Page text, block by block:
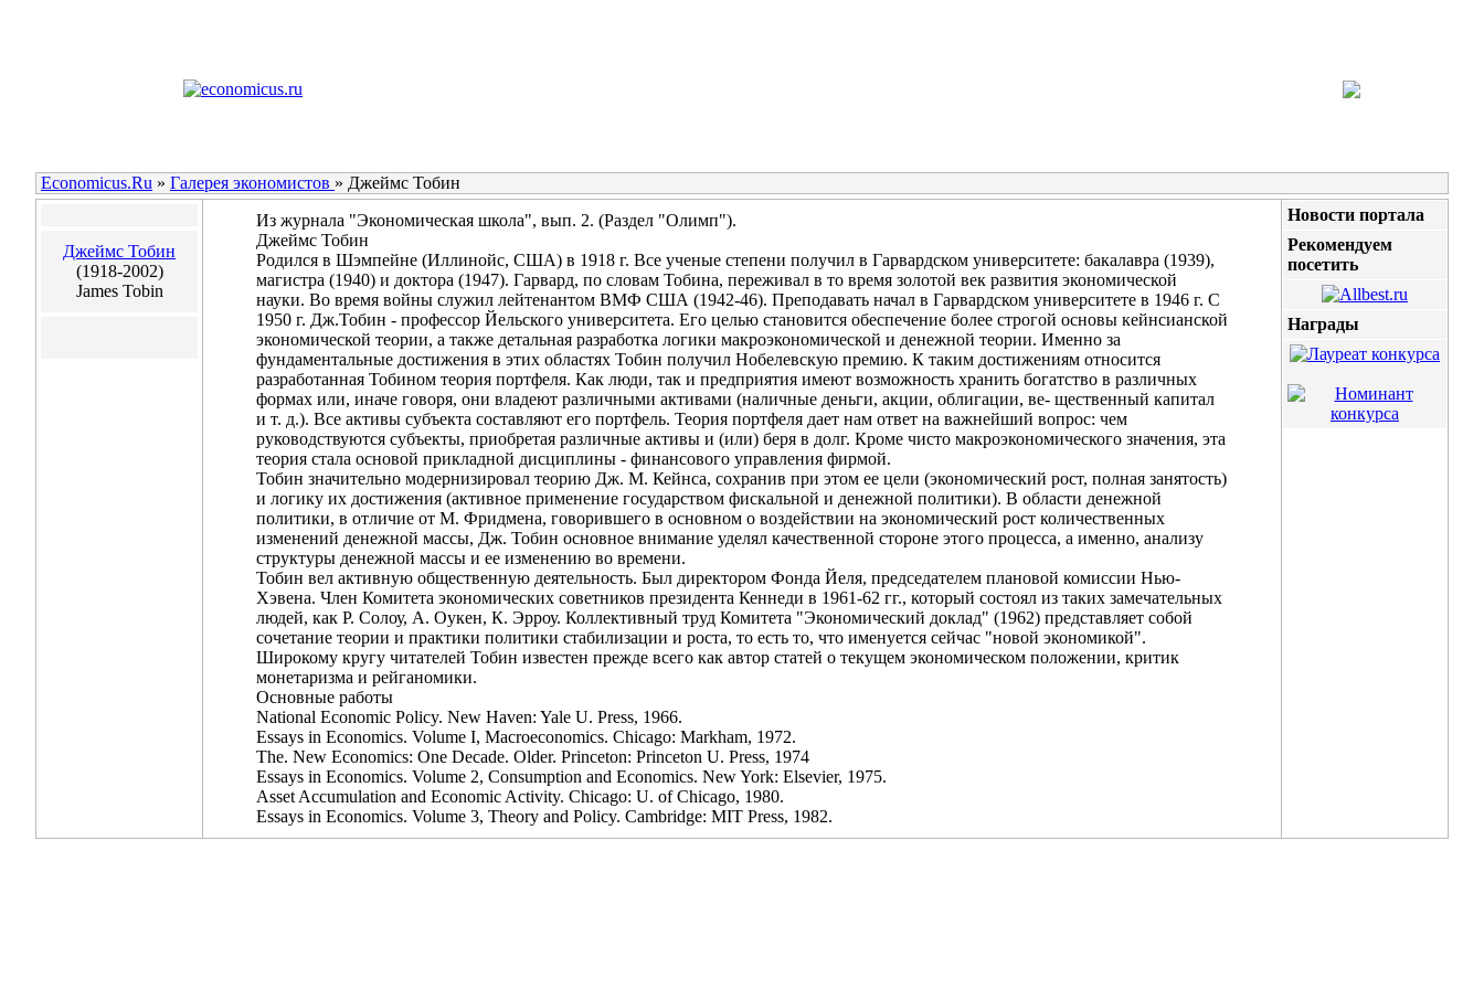
Economicus.Ru » Галерея экономистов » Джеймс Тобин
Джеймс Тобин
(1918-2002)
James Tobin
Из журнала "Экономическая школа", вып. 2. (Раздел "Олимп").
Джеймс Тобин
Родился в Шэмпейне (Иллинойс, США) в 1918 г. Все ученые степени получил в Гарвардском университете: бакалавра (1939),
магистра (1940) и доктора (1947). Гарвард, по словам Тобина, переживал в то время золотой век развития экономической
науки. Во время войны служил лейтенантом ВМФ США (1942-46). Преподавать начал в Гарвардском университете в 1946 г. С
1950 г. Дж.Тобин - профессор Йельского университета. Его целью становится обеспечение более строгой основы кейнсианской
экономической теории, а также детальная разработка логики макроэкономической и денежной теории. Именно за
фундаментальные достижения в этих областях Тобин получил Нобелевскую премию. К таким достижениям относится
разработанная Тобином теория портфеля. Как люди, так и предприятия имеют возможность хранить богатство в различных
формах или, иначе говоря, они владеют различными активами (наличные деньги, акции, облигации, ве- щественный капитал
и т. д.). Все активы субъекта составляют его портфель. Теория портфеля дает нам ответ на важнейший вопрос: чем
руководствуются субъекты, приобретая различные активы и (или) беря в долг. Кроме чисто макроэкономического значения, эта
теория стала основой прикладной дисциплины - финансового управления фирмой.
Тобин значительно модернизировал теорию Дж. М. Кейнса, сохранив при этом ее цели (экономический рост, полная занятость)
и логику их достижения (активное применение государством фискальной и денежной политики). В области денежной
политики, в отличие от М. Фридмена, говорившего в основном о воздействии на экономический рост количественных
изменений денежной массы, Дж. Тобин основное внимание уделял качественной стороне этого процесса, а именно, анализу
структуры денежной массы и ее изменению во времени.
Тобин вел активную общественную деятельность. Был директором Фонда Йеля, председателем плановой комиссии Нью-
Хэвена. Член Комитета экономических советников президента Кеннеди в 1961-62 гг., который состоял из таких замечательных
людей, как Р. Солоу, А. Оукен, К. Эрроу. Коллективный труд Комитета "Экономический доклад" (1962) представляет собой
сочетание теории и практики политики стабилизации и роста, то есть то, что именуется сейчас "новой экономикой".
Широкому кругу читателей Тобин известен прежде всего как автор статей о текущем экономическом положении, критик
монетаризма и рейганомики.
Основные работы
National Economic Policy. New Haven: Yale U. Press, 1966.
Essays in Economics. Volume I, Macroeconomics. Chicago: Markham, 1972.
The. New Economics: One Decade. Older. Princeton: Princeton U. Press, 1974
Essays in Economics. Volume 2, Consumption and Economics. New York: Elsevier, 1975.
Asset Accumulation and Economic Activity. Chicago: U. of Chicago, 1980.
Essays in Economics. Volume 3, Theory and Policy. Cambridge: MIT Press, 1982.
Новости портала
Рекомендуем
посетить
Награды